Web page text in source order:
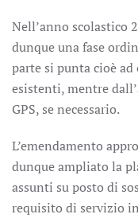
Nell’anno scolastico
dunque una fase
parte si punta cioè
esistenti, mentre
GPS, se necessario.
L’emendamento
dunque ampliato la
assunti su posto di
requisito di servizio